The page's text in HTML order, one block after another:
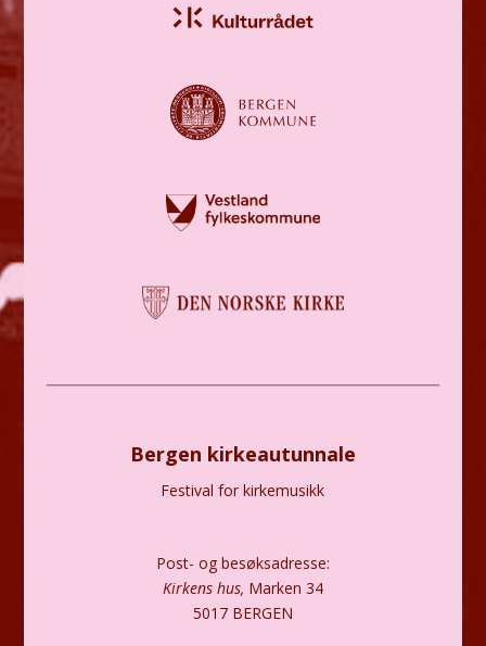
Bergen kirkeautunnale
Festival for kirkemusikk
Post- og besøksadresse:
Kirkens hus, Marken 34
5017 BERGEN